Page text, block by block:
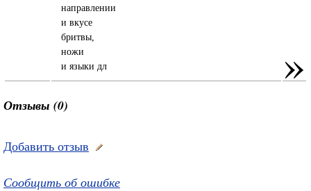
направлении
и вкусе
бритвы,
ножи
и языки дл
»
Отзывы (0)
Добавить отзыв
Сообщить об ошибке